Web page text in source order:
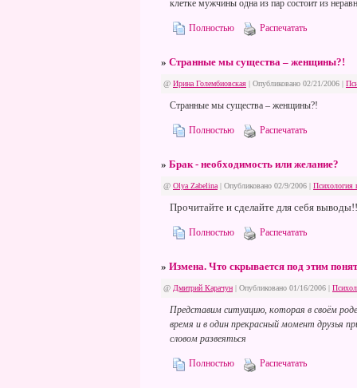
клетке мужчины одна из пар состоит из
Полностью Распечатать
» Странные мы существа – женщины?!
@ Ирина Голембиовская | Опубликовано 02/21/2006 |
Странные мы существа – женщины?!
Полностью Распечатать
» Брак - необходимость или желание?
@ Olya Zabelina | Опубликовано 02/9/2006 | Психология
Прочитайте и сделайте для себя
Полностью Распечатать
» Измена. Что скрывается под этим
@ Дмитрий Карачун | Опубликовано 01/16/2006 |
Представим ситуацию, которая в своём
время и в один прекрасный момент друзья
словом развеяться
Полностью Распечатать